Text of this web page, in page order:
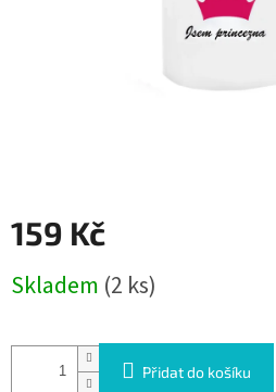
159 Kč
cena:
Skladem (2 ks)
Přidat do košíku